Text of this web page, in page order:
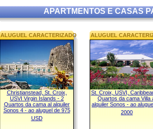
APARTMENTOS E CASAS
ALUGUEL CARACTERIZADO
Christianstead, St. Croix,
USVI Virgin Islands - 2
Quartos da cama al alquiler
Sonos 4 - ao aluguel de 975
USD
ALUGUEL
St. Croix, USVI,
Quartos da cama Villa
alquiler Sonos - ao
2000